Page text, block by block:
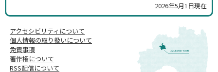
アクセシビリティについて
個人情報の取り扱いについて
免責事項
著作権について
RSS配信について
2026年5月1日現在